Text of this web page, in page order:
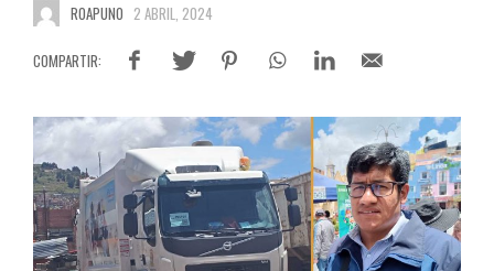
ROAPUNO 2 ABRIL, 2024